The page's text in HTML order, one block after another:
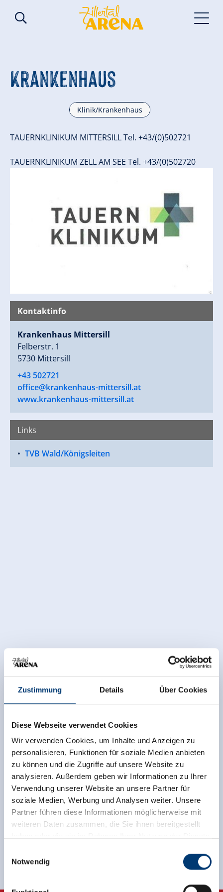
Zustimmung Details Über Cookies
Diese Webseite verwendet Cookies
Wir verwenden Cookies, um Inhalte und Anzeigen zu
personalisieren, Funktionen für soziale Medien anbieten
zu können und die Zugriffe auf unsere Website zu
analysieren. Außerdem geben wir Informationen zu Ihrer
Verwendung unserer Website an unsere Partner für
soziale Medien, Werbung und Analysen weiter. Unsere
Partner führen diese Informationen möglicherweise mit
weiteren Daten zusammen, die Sie ihnen bereitgestellt
Notwendig
Krankenhaus
Klinik/Krankenhaus
TAUERNKLINIKUM MITTERSILL Tel. +43/(0)502721
TAUERNKLINIKUM ZELL AM SEE Tel. +43/(0)502720
Kontaktinfo
Krankenhaus Mittersill
Felberstr. 1
5730 Mittersill
+43 502721
office@krankenhaus-mittersill.at
www.krankenhaus-mittersill.at
Links
TVB Wald/Königsleiten
Zurück zur Übersicht
Jetzt für den newsletter
anmelden!